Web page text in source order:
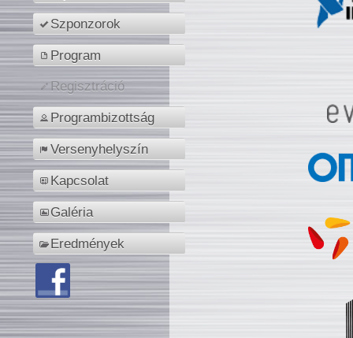
Szponzorok
Program
Regisztráció
Programbizottság
Versenyhelyszín
Kapcsolat
Galéria
Eredmények